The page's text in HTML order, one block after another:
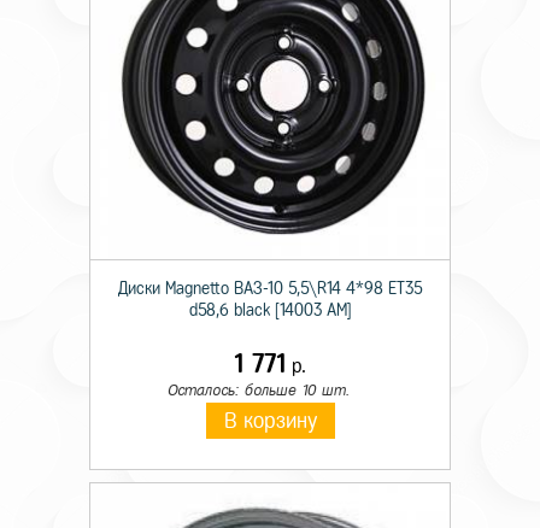
Диски Magnetto ВАЗ-10 5,5\R14 4*98 ET35
d58,6 black [14003 AM]
1 771 р.
Осталось: больше 10 шт.
В корзину